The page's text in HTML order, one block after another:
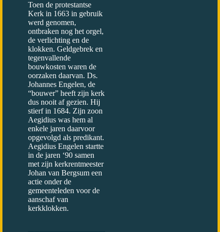
Toen de protestantse
Kerk in 1663 in gebruik
werd genomen,
ontbraken nog het orgel,
de verlichting en de
klokken. Geldgebrek en
tegenvallende
bouwkosten waren de
oorzaken daarvan. Ds.
Johannes Engelen, de
“bouwer” heeft zijn kerk
dus nooit af gezien. Hij
stierf in 1684. Zijn zoon
Aegidius was hem al
enkele jaren daarvoor
opgevolgd als predikant.
Aegidius Engelen startte
in de jaren ‘90 samen
met zijn kerkrentmeester
Johan van Bergsum een
actie onder de
gemeenteleden voor de
aanschaf van
kerkklokken.